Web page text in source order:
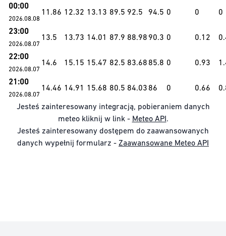
00:00
2026.08.08
11.86 12.32 13.13 89.5 92.5 94.5 0 0 0
23:00
2026.08.07
13.5 13.73 14.01 87.9 88.98 90.3 0 0.12
22:00
2026.08.07
14.6 15.15 15.47 82.5 83.68 85.8 0 0.93
21:00
2026.08.07
14.46 14.91 15.68 80.5 84.03 86 0 0.66
Jesteś zainteresowany integracją, pobieraniem danych
meteo kliknij w link - Meteo API.
Jesteś zainteresowany dostępem do zaawansowanych
danych wypełnij formularz - Zaawansowane Meteo API